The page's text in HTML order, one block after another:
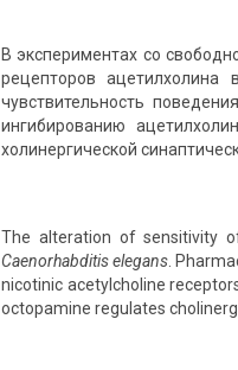
В экспериментах со
рецепторов
чувствительность
ингибированию
холинергической
The alteration of sensitivity
Caenorhabditis elegans .
nicotinic acetylcholine
octopamine regulates